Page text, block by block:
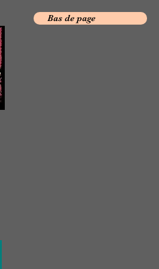
Bas de page